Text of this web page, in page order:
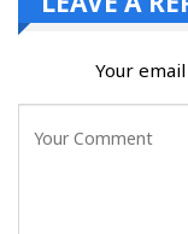
Your